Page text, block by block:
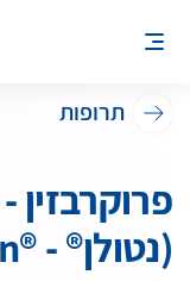
תרופות
(נטולן® - ®Natulan)